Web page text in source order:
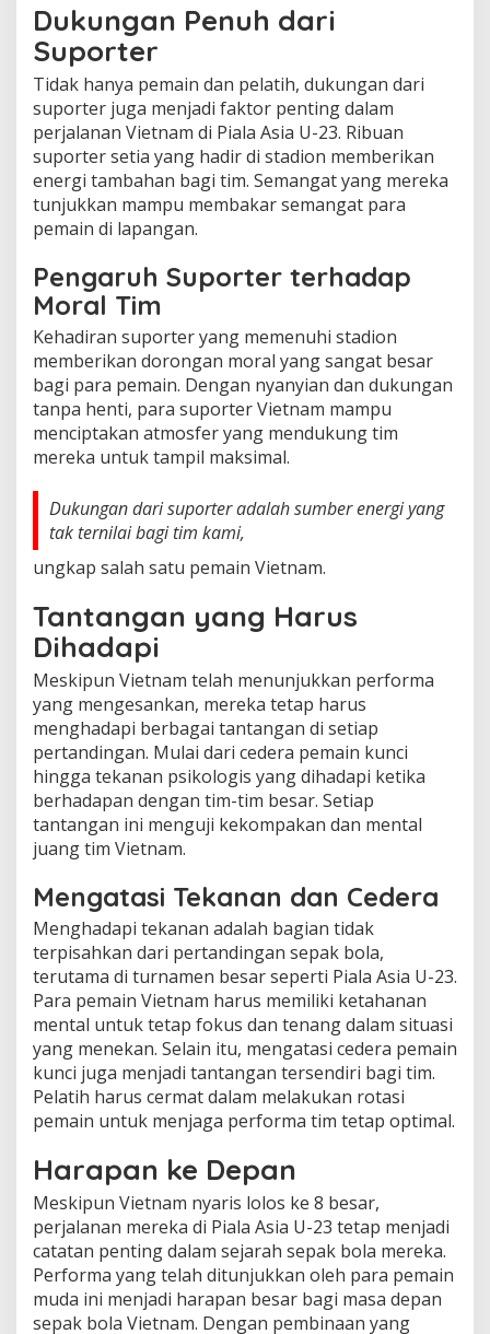
Dukungan Penuh dari
Suporter
Tidak hanya pemain dan pelatih, dukungan dari
suporter juga menjadi faktor penting dalam
perjalanan Vietnam di Piala Asia U-23. Ribuan
suporter setia yang hadir di stadion memberikan
energi tambahan bagi tim. Semangat yang mereka
tunjukkan mampu membakar semangat para
pemain di lapangan.
Pengaruh Suporter terhadap
Moral Tim
Kehadiran suporter yang memenuhi stadion
memberikan dorongan moral yang sangat besar
bagi para pemain. Dengan nyanyian dan dukungan
tanpa henti, para suporter Vietnam mampu
menciptakan atmosfer yang mendukung tim
mereka untuk tampil maksimal.
Dukungan dari suporter adalah sumber energi yang
tak ternilai bagi tim kami,
ungkap salah satu pemain Vietnam.
Tantangan yang Harus
Dihadapi
Meskipun Vietnam telah menunjukkan performa
yang mengesankan, mereka tetap harus
menghadapi berbagai tantangan di setiap
pertandingan. Mulai dari cedera pemain kunci
hingga tekanan psikologis yang dihadapi ketika
berhadapan dengan tim-tim besar. Setiap
tantangan ini menguji kekompakan dan mental
juang tim Vietnam.
Mengatasi Tekanan dan Cedera
Menghadapi tekanan adalah bagian tidak
terpisahkan dari pertandingan sepak bola,
terutama di turnamen besar seperti Piala Asia U-23.
Para pemain Vietnam harus memiliki ketahanan
mental untuk tetap fokus dan tenang dalam situasi
yang menekan. Selain itu, mengatasi cedera pemain
kunci juga menjadi tantangan tersendiri bagi tim.
Pelatih harus cermat dalam melakukan rotasi
pemain untuk menjaga performa tim tetap optimal.
Harapan ke Depan
Meskipun Vietnam nyaris lolos ke 8 besar,
perjalanan mereka di Piala Asia U-23 tetap menjadi
catatan penting dalam sejarah sepak bola mereka.
Performa yang telah ditunjukkan oleh para pemain
muda ini menjadi harapan besar bagi masa depan
sepak bola Vietnam. Dengan pembinaan yang